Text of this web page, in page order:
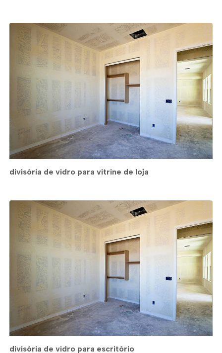
divisória de vidro para vitrine de loja
divisória de vidro para escritório